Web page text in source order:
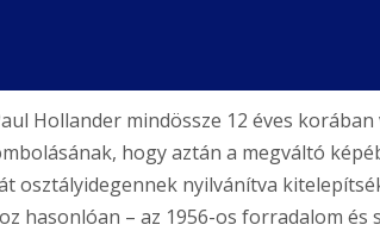
Hollander mindössze 12 éves
hogy aztán a megváltó
osztályidegennek nyilvánítva
hasonlóan – az 1956-os forradalom és